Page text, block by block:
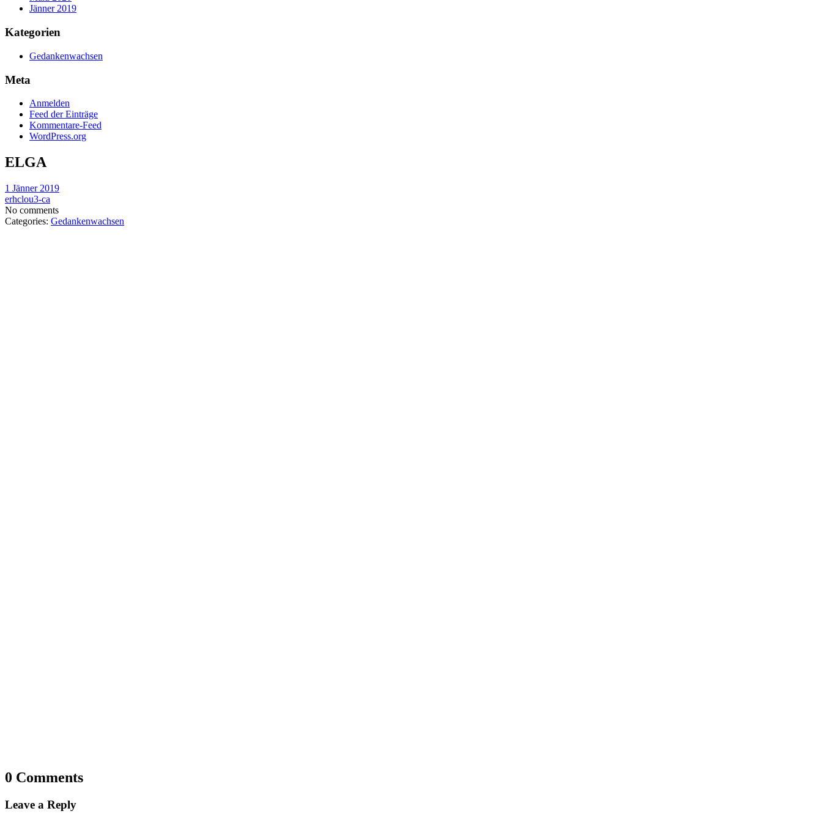
Jänner 2019
Kategorien
Gedankenwachsen
Meta
Anmelden
Feed der Einträge
Kommentare-Feed
WordPress.org
ELGA
1 Jänner 2019
erhclou3-ca
No comments
Categories: Gedankenwachsen
0 Comments
Leave a Reply